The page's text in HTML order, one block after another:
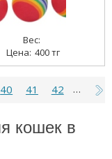
400 тг
40 41 42 …
кошек в